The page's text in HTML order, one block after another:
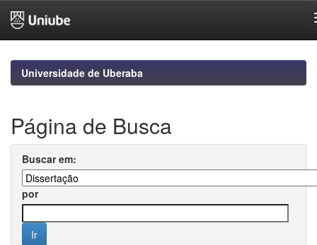
navigationUniversidade de Uberaba
Página de Busca
Buscar em:
por